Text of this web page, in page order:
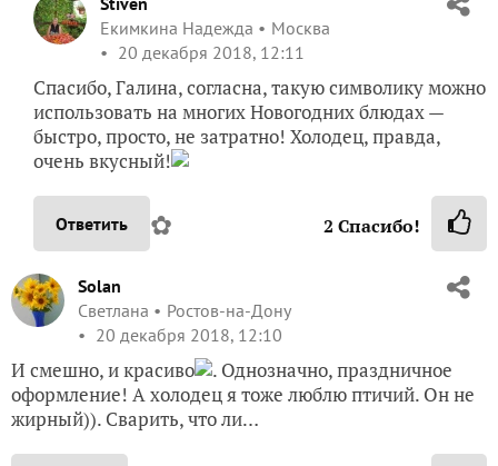
Екимкина Надежда
Москва
20 декабря 2018, 12:11
Спасибо, Галина, согласна, такую символику можно
использовать на многих Новогодних блюдах —
быстро, просто, не затратно! Холодец, правда,
очень вкусный!
Ответить ✿ 2 Спасибо!
Solan
Светлана
Ростов-на-Дону
20 декабря 2018, 12:10
И смешно, и красиво
. Однозначно, праздничное
оформление! А холодец я тоже люблю птичий. Он не
жирный)). Сварить, что ли…